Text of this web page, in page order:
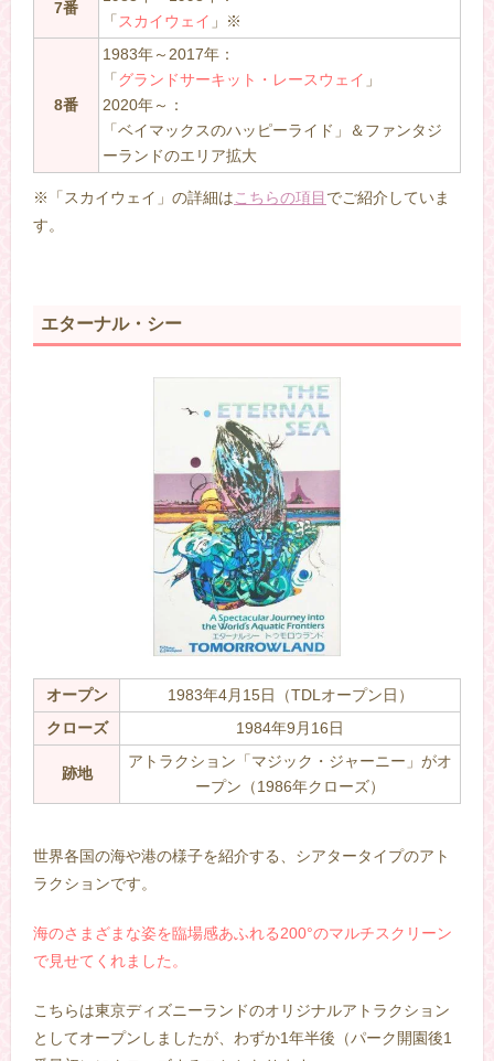
7番
「 スカイウェイ 」※
8番
1983年～2017年：
「グランドサーキット・レースウェイ 」
2020年～：
「ベイマックスのハッピーライド」＆ファンタジ
ーランドのエリア拡大
※「スカイウェイ」の詳細は こちらの項目 でご紹介していま
す。
エターナル・シー
オープン
1983年4月15日（TDLオープン日）
クローズ
1984年9月16日
跡地
アトラクション「マジック・ジャーニー」がオ
ープン（1986年クローズ）
世界各国の海や港の様子を紹介する、シアタータイプのアト
ラクションです。
海のさまざまな姿を臨場感あふれる200°のマルチスクリーン
で見せてくれました。
こちらは東京ディズニーランドのオリジナルアトラクション
としてオープンしましたが、わずか1年半後（パーク開園後1